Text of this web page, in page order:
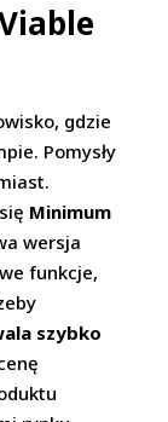
gdzie
Pomysły
Minimum
wersja
funkcje,
szybko